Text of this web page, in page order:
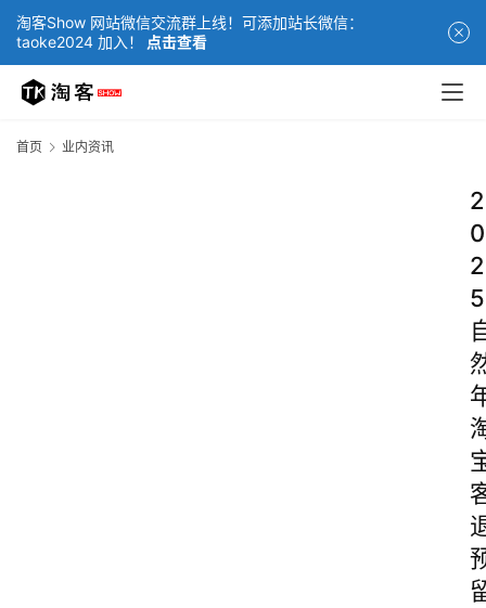
淘客Show 网站微信交流群上线！可添加站长微信：
taoke2024 加入！
点击查看
首页 业内资讯
2
0
2
5